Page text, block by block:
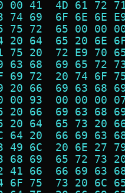
00 41  4D 61 72
74 69  6F 6E 6E
75 72  65 00 00
20 64  65 20 6E
75 20  72 E9 70
63 68  69 65 72
69 72  20 74 6F
20 66  69 63 68
00 93  00 00 00
20 66  69 63 68
20 64  65 73 20
64 20  66 69 63
49 6C  20 6E 27
68 69  65 72 73
41 66  66 69 63
6F 75  73 20 6C